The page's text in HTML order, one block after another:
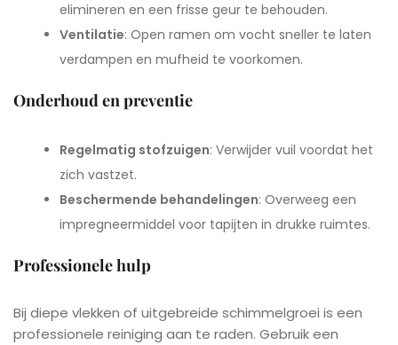
elimineren en een frisse geur te behouden.
Ventilatie: Open ramen om vocht sneller te laten
verdampen en mufheid te voorkomen.
Onderhoud en preventie
Regelmatig stofzuigen: Verwijder vuil voordat het
zich vastzet.
Beschermende behandelingen: Overweeg een
impregneermiddel voor tapijten in drukke ruimtes.
Professionele hulp
Bij diepe vlekken of uitgebreide schimmelgroei is een
professionele reiniging aan te raden. Gebruik een